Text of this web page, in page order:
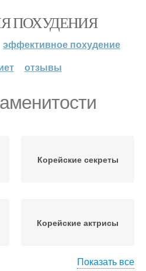
ПОХУДЕНИЯ
эффективное похудение
отзывы
Корейские секреты
Корейские актрисы
Показать все